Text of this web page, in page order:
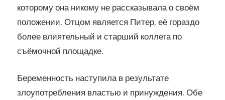
которому она никому не рассказывала о своём
положении. Отцом является Питер, её гораздо
более влиятельный и старший коллега по
съёмочной площадке.
Беременность наступила в результате
злоупотребления властью и принуждения. Обе